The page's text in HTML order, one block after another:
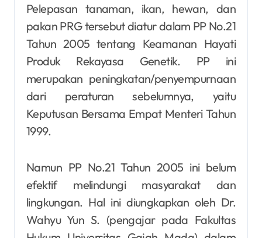
Pelepasan tanaman, ikan, hewan, dan
pakan PRG tersebut diatur dalam PP No.21
Tahun 2005 tentang Keamanan Hayati
Produk Rekayasa Genetik. PP ini
merupakan peningkatan/penyempurnaan
dari peraturan sebelumnya, yaitu
Keputusan Bersama Empat Menteri Tahun
1999.
Namun PP No.21 Tahun 2005 ini belum
efektif melindungi masyarakat dan
lingkungan. Hal ini diungkapkan oleh Dr.
Wahyu Yun S. (pengajar pada Fakultas